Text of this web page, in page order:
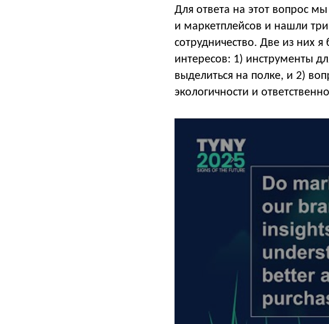
Для ответа на этот вопрос
и маркетплейсов и нашли
сотрудничество. Две из них
интересов: 1) инструменты
выделиться на полке, и 2)
экологичности и